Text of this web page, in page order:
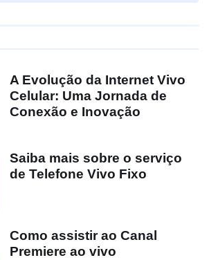
A Evolução da Internet Vivo
Celular: Uma Jornada de
Conexão e Inovação
Saiba mais sobre o serviço
de Telefone Vivo Fixo
Como assistir ao Canal
Premiere ao vivo